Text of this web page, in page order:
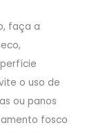
faça a
o uso de
ou panos
fosco